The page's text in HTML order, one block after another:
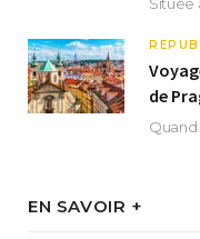
de
EN SAVOIR +